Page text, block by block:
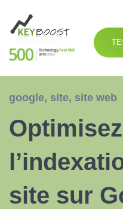
google, site, site web
Optimisez
site sur